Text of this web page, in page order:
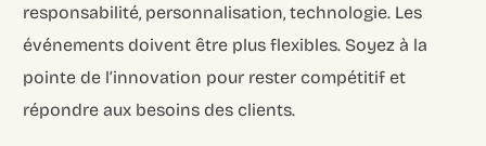
responsabilité, personnalisation, technologie. Les
événements doivent être plus flexibles. Soyez à la
pointe de l’innovation pour rester compétitif et
répondre aux besoins des clients.